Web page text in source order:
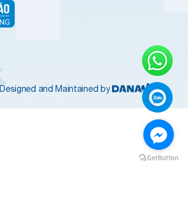
Designed and Maintained by